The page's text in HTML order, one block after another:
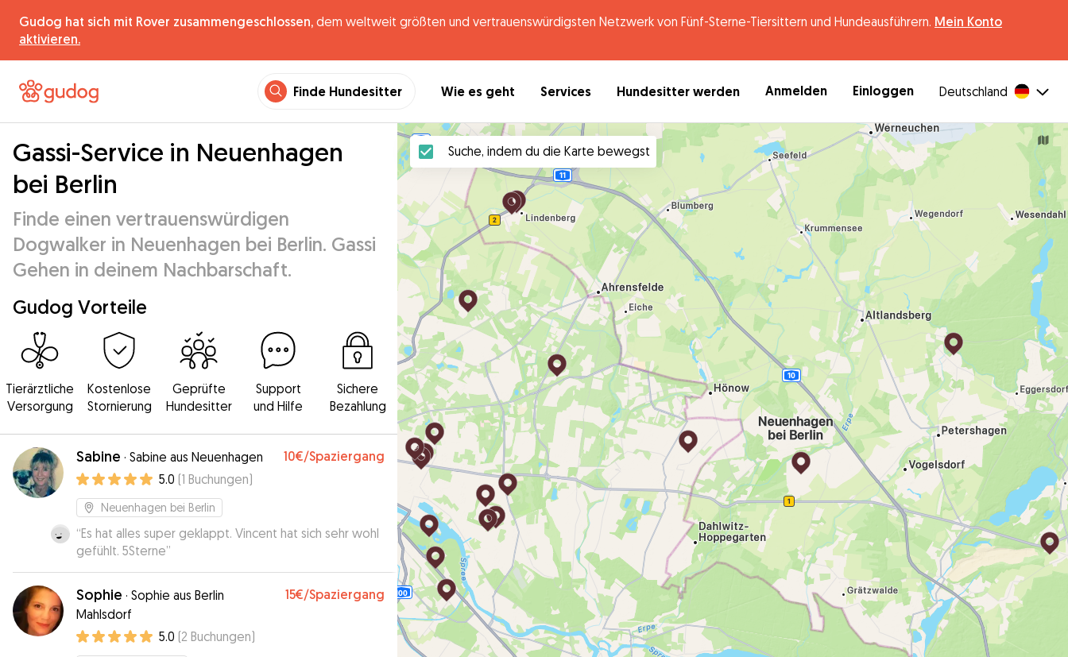
Gudog hat sich mit Rover zusammengeschlossen, dem weltweit größten und vertrauenswürdigsten Netzwerk von Fünf-Sterne-Tiersittern und Hundeausführern. Mein Konto
aktivieren.
Finde Hundesitter Wie es geht Services Hundesitter werden Anmelden Einloggen Deutschland
Gassi-Service in Neuenhagen
bei Berlin
Finde einen vertrauenswürdigen
Dogwalker in Neuenhagen bei Berlin. Gassi
Gehen in deinem Nachbarschaft.
Gudog Vorteile
Tierärztliche
Versorgung
Kostenlose
Stornierung
Geprüfte
Hundesitter
Support
und Hilfe
Sichere
Bezahlung
Sabine · Sabine aus Neuenhagen 10€/Spaziergang
5.0 (1 Buchungen)
Neuenhagen bei Berlin
“Es hat alles super geklappt. Vincent hat sich sehr wohl
gefühlt. 5Sterne”
Sophie · Sophie aus Berlin
Mahlsdorf
15€/Spaziergang
5.0 (2 Buchungen)
Suche, indem du die Karte bewegst